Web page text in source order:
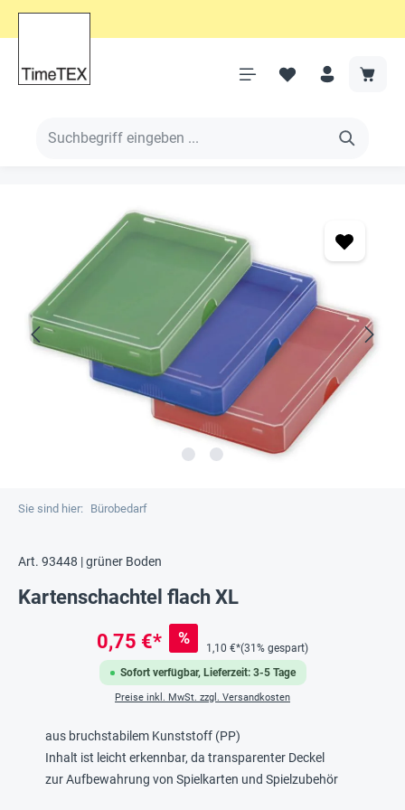
Sie sind hier: Bürobedarf
Art. 93448 | grüner Boden
Kartenschachtel flach XL
Sofort verfügbar, Lieferzeit: 3-5 Tage
0,75 €* %
1,10 €*(31% gespart)
Preise inkl. MwSt. zzgl. Versandkosten
aus bruchstabilem Kunststoff (PP)
Inhalt ist leicht erkennbar, da transparenter Deckel
zur Aufbewahrung von Spielkarten und Spielzubehör